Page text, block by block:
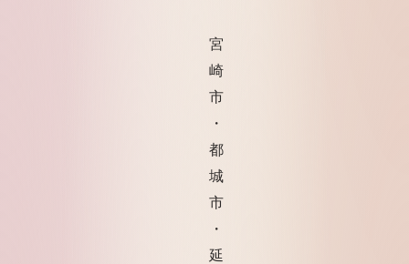
宮
崎
市
・
都
城
市
・
延